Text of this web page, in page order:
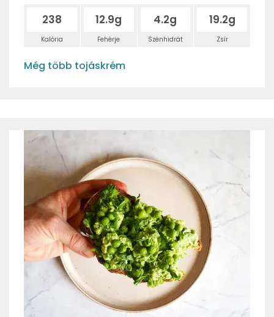
238
Kalória
12.9g
Fehérje
4.2g
Szénhidrát
19.2g
Zsír
Még több tojáskrém